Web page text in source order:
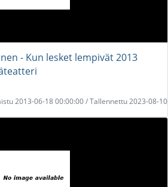
- Kun lesket lempivät 2013
2013-06-18 00:00:00 / Tallennettu 2023-08-10